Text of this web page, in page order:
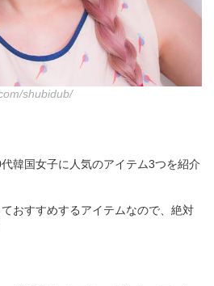
shubidub/
韓国女子に人気のアイテム3つを紹介
おすすめするアイテムなので、絶対